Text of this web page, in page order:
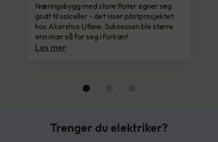
Næringsbygg med store flater egner seg
godt til solceller - det viser pilotprosjektet
hos Akershus Utleie. Suksessen ble større
enn man så for seg i forkant.
Les mer
Trenger du elektriker?